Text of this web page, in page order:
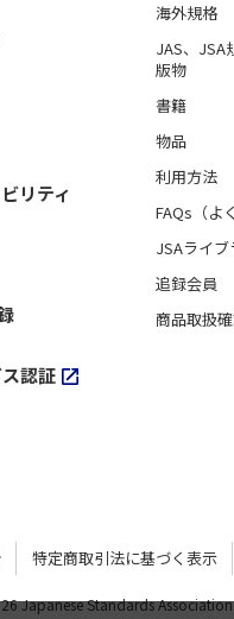
リティ
認証
海外規格
JAS、JSA
版物
書籍
物品
利用方法
FAQs（よ
JSAライ
追録会員
商品取扱
特定商取引法に基づく表示
Japanese Standards